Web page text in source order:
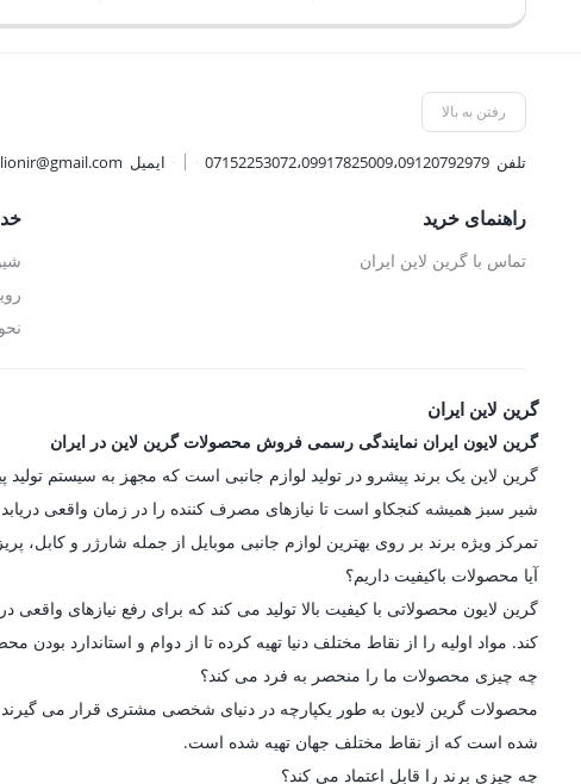
بود.
بود.
رفتن به بالا
تلفن07152253072،09917825009،09120792979 ایمیل
راهنمای خرید
تماس با گرین لاین ایران
گرین لاین ایران
گرین لایون ایران نمایندگی رسمی فروش محصولات گرین لاین در ایران
شیر سبز همیشه کنجکاو است تا نیازهای مصرف کننده را در زمان واقعی
تمرکز ویژه برند بر روی بهترین لوازم جانبی موبایل از جمله شارژر و کابل،
آیا محصولات باکیفیت داریم؟
گرین لایون محصولاتی با کیفیت بالا تولید می کند که برای رفع نیازهای
کند. مواد اولیه را از نقاط مختلف دنیا تهیه کرده تا از دوام و استاندارد بودن
چه چیزی محصولات ما را منحصر به فرد می کند؟
محصولات گرین لایون به طور یکپارچه در دنیای شخصی مشتری قرار می گیرند.
شده است که از نقاط مختلف جهان تهیه شده است.
چه چیزی برند را قابل اعتماد می کند؟